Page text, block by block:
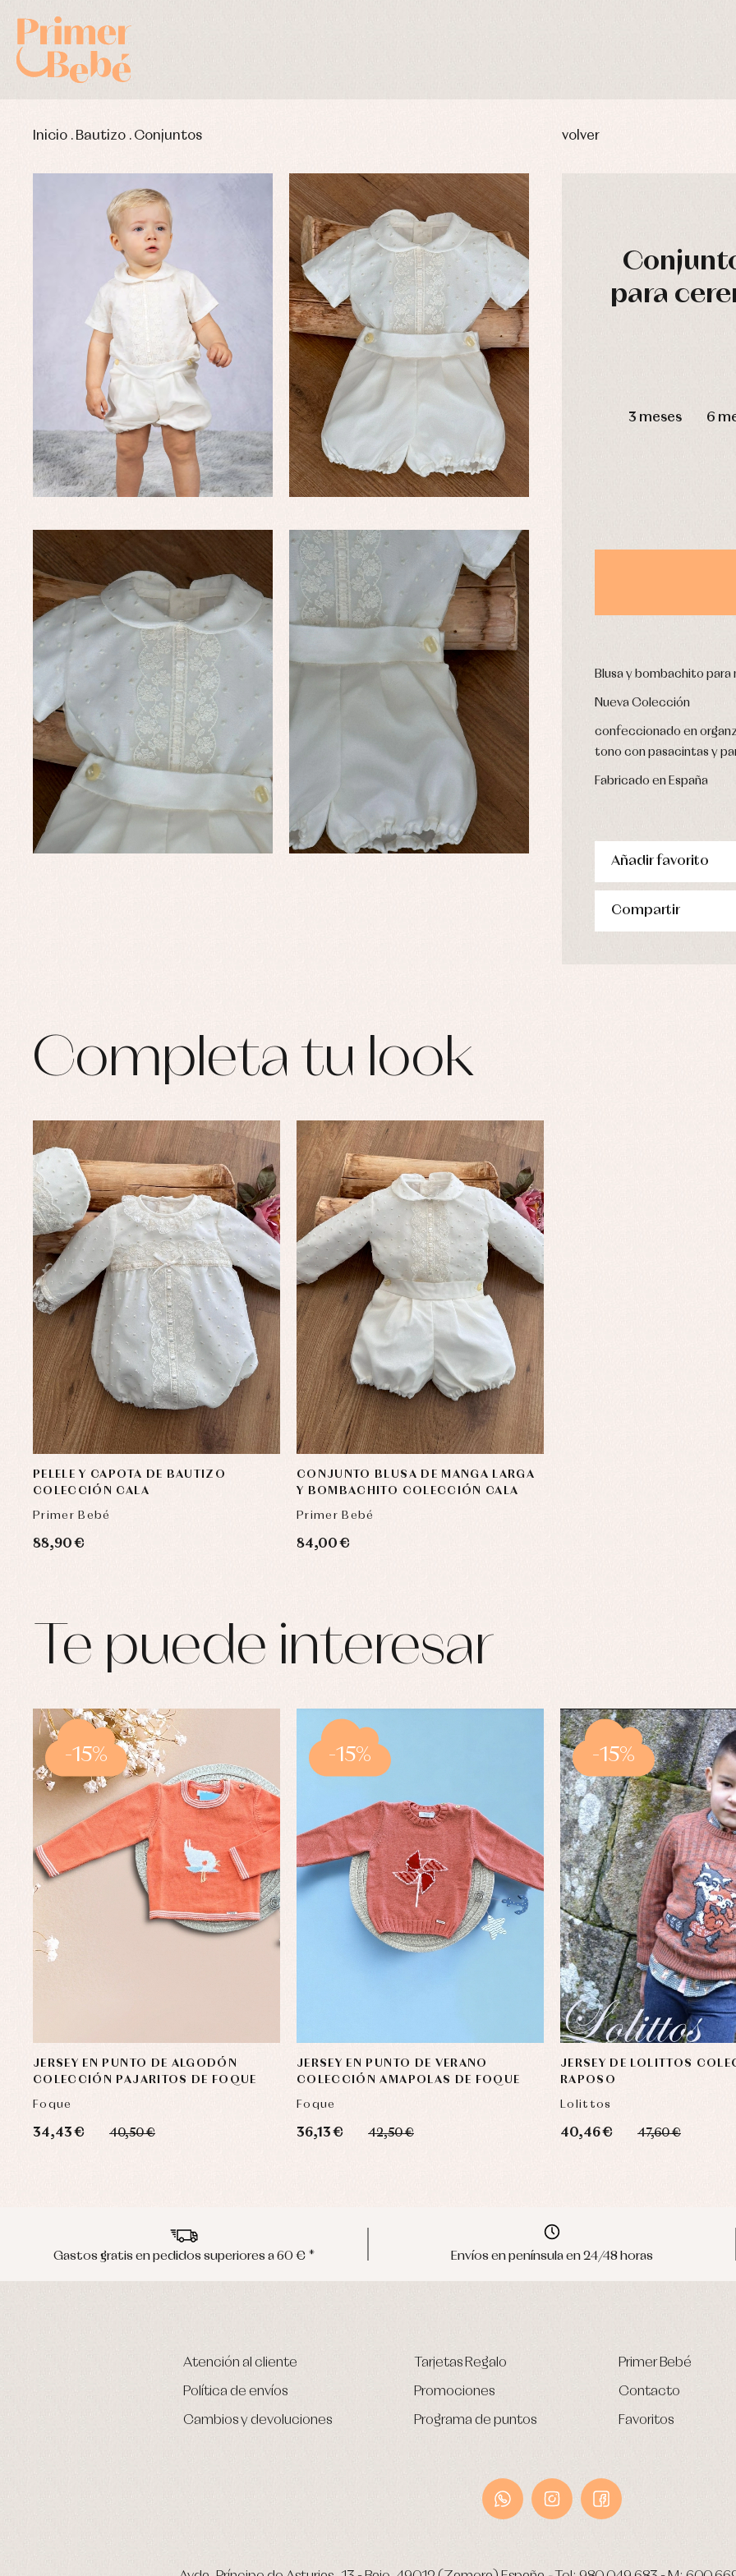
Inicio . Bautizo . Conjuntos volver
para
3 meses 6
Blusa y bombachito para
Nueva Colección
confeccionado en
tono con pasacintas y
Fabricado en España
Añadir favorito
Compartir
Completa tu look
PELELE Y CAPOTA DE BAUTIZO
COLECCIÓN CALA
Primer Bebé
88,90 €
CONJUNTO BLUSA DE MANGA LARGA
Y BOMBACHITO COLECCIÓN CALA
Primer Bebé
84,00 €
Te puede interesar
JERSEY EN PUNTO DE ALGODÓN
COLECCIÓN PAJARITOS DE FOQUE
Foque
34,43 € 40,50 €
-15%
JERSEY EN PUNTO DE VERANO
COLECCIÓN AMAPOLAS DE FOQUE
Foque
36,13 € 42,50 €
-15%
JERSEY DE LOLITTOS
RAPOSO
Lolittos
40,46 € 47,60 €
-15%
Gastos gratis en pedidos superiores a 60 € * Envíos en península en 24/48 horas
Atención al cliente
Política de envíos
Cambios y devoluciones
Tarjetas Regalo
Promociones
Programa de puntos
Primer Bebé
Contacto
Favoritos
Complementos de bautizo
Conjuntos
Faldones de bautizo
Peleles y ranitas
Complementos
Conjuntos
Faldones de bebé
Peleles y ranitas
Ropa interior, bodys,
pijamas...
Complementos
Conjuntos
Peleles y ranitas
Vestidos
Arras y fiesta
Blusas y camisas
Chaquetas y jersey
Conjuntos
Vestidos
Arras y fiesta
Camisas
Chaquetas y jerseys
Conjuntos
Ropa de abrigo
Ropa interior
Calcetines
Gorros y capotas
Leotardos
Puericultura